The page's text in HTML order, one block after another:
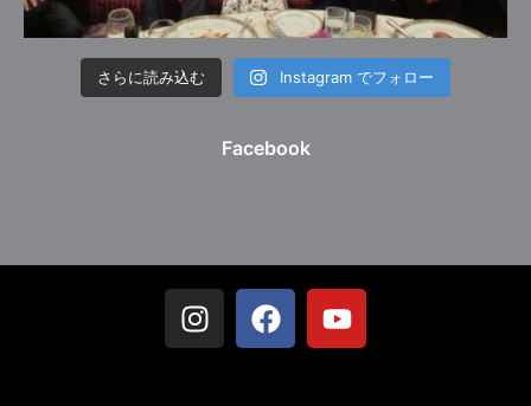
さらに読み込む Instagram でフォロー
Facebook